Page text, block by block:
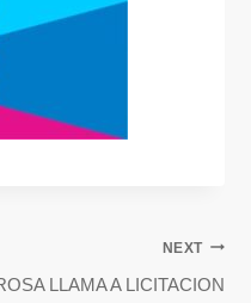
NEXT
LLAMA A LICITACION